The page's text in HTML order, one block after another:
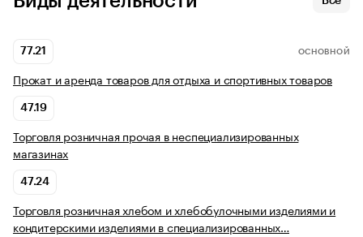
77.21 ОСНОВНОЙ
Прокат и аренда товаров для отдыха и спортивных товаров
47.19
Торговля розничная прочая в неспециализированных
магазинах
47.24
Торговля розничная хлебом и хлебобулочными изделиями и
кондитерскими изделиями в специализированных…